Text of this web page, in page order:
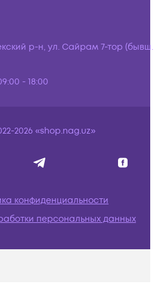
р-н, ул. Сайрам 7-тор (бывш.
- 18:00
2026 «shop.nag.uz»
конфиденциальности
персональных данных